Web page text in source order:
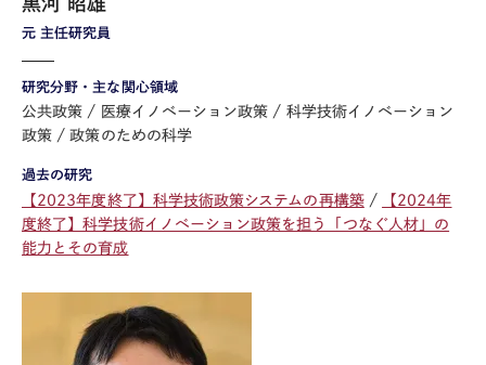
元 主任研究員
研究分野・主な関心領域
公共政策 医療イノベーション政策
科学技術イノベーション
政策
政策のための科学
過去の研究
【2023年度終了】科学技術政策システムの再構築
【2024年
度終了】科学技術イノベーション政策を担う「つなぐ人材」の
能力とその育成